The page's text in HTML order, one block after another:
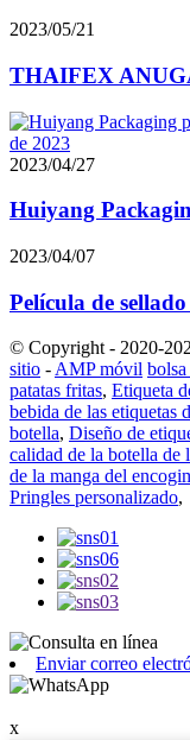
2023/05/21
THAIFEX
2023/04/27
Huiyang
2023/04/07
Película de
© Copyright - 2020-
sitio -AMP móvil
patatas fritas, Etiqueta
bebida de las etiquetas
botella, Diseño de
calidad de la botella de
de la manga del
Pringles personalizado,
Enviar correo
x